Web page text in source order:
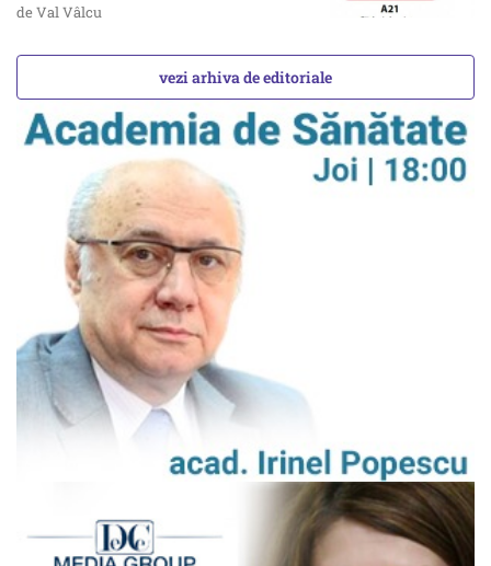
de Val Vâlcu
vezi arhiva de editoriale